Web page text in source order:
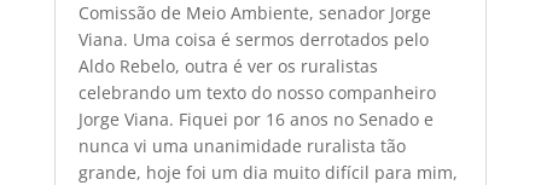
Comissão de Meio Ambiente, senador Jorge
Viana. Uma coisa é sermos derrotados pelo
Aldo Rebelo, outra é ver os ruralistas
celebrando um texto do nosso companheiro
Jorge Viana. Fiquei por 16 anos no Senado e
nunca vi uma unanimidade ruralista tão
grande, hoje foi um dia muito difícil para mim,